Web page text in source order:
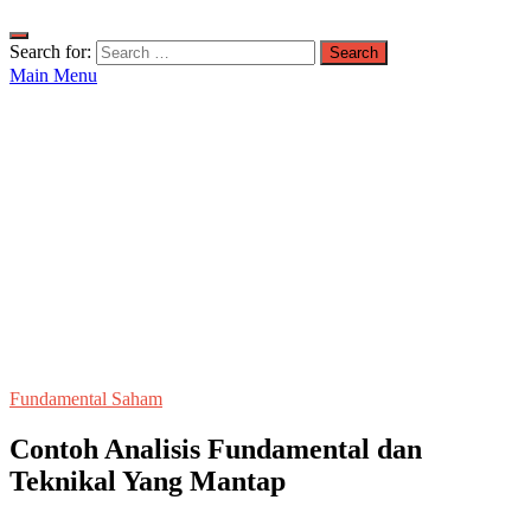
Search for:
Main Menu
Fundamental Saham
Contoh Analisis Fundamental dan
Teknikal Yang Mantap